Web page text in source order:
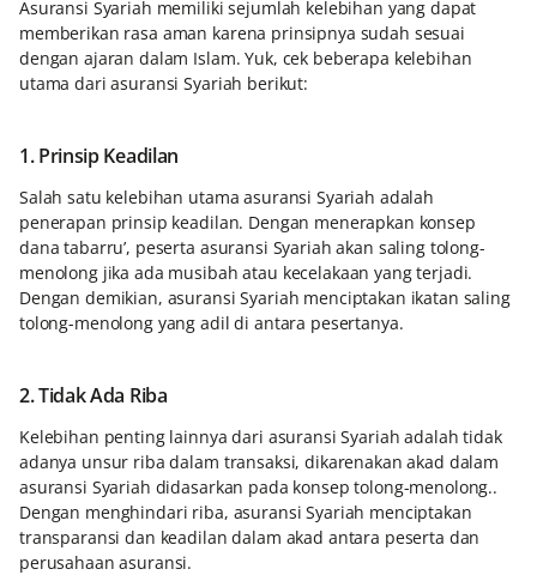
Asuransi Syariah memiliki sejumlah kelebihan yang dapat
memberikan rasa aman karena prinsipnya sudah sesuai
dengan ajaran dalam Islam. Yuk, cek beberapa kelebihan
utama dari asuransi Syariah berikut:
1. Prinsip Keadilan
Salah satu kelebihan utama asuransi Syariah adalah
penerapan prinsip keadilan. Dengan menerapkan konsep
dana tabarru’, peserta asuransi Syariah akan saling tolong-
menolong jika ada musibah atau kecelakaan yang terjadi.
Dengan demikian, asuransi Syariah menciptakan ikatan saling
tolong-menolong yang adil di antara pesertanya.
2. Tidak Ada Riba
Kelebihan penting lainnya dari asuransi Syariah adalah tidak
adanya unsur riba dalam transaksi, dikarenakan akad dalam
asuransi Syariah didasarkan pada konsep tolong-menolong..
Dengan menghindari riba, asuransi Syariah menciptakan
transparansi dan keadilan dalam akad antara peserta dan
perusahaan asuransi.